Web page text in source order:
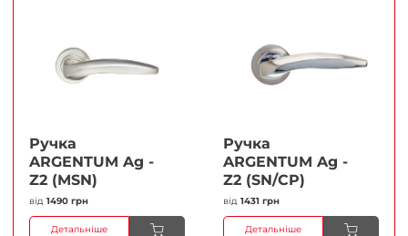
Ручка
ARGENTUM Ag -
Z2 (MSN)
від 1490 грн
Детальніше
Ручка
ARGENTUM Ag -
Z2 (SN/CP)
від 1431 грн
Детальніше